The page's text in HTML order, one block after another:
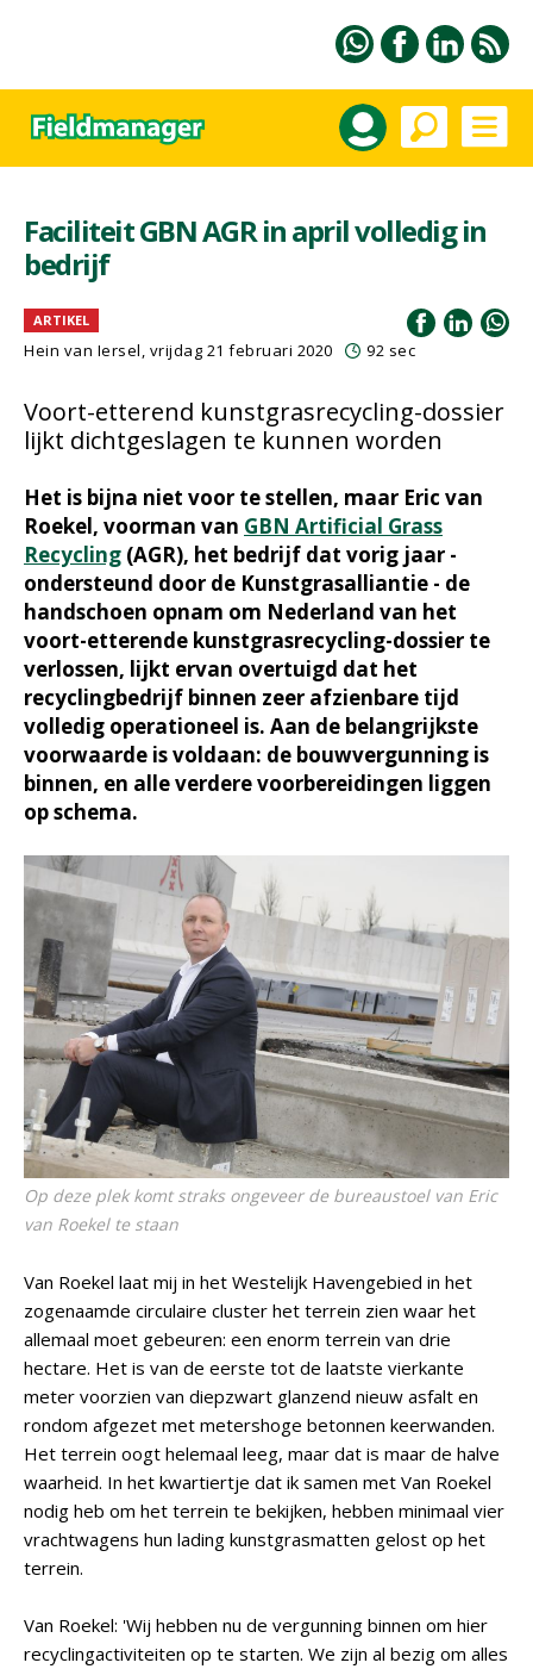
Faciliteit GBN AGR in april volledig in
bedrijf
ARTIKEL
Hein van Iersel, vrijdag 21 februari 2020 92 sec
Voort-etterend kunstgrasrecycling-dossier
lijkt dichtgeslagen te kunnen worden
Het is bijna niet voor te stellen, maar Eric van
Roekel, voorman van GBN Artificial Grass
Recycling (AGR), het bedrijf dat vorig jaar -
ondersteund door de Kunstgrasalliantie - de
handschoen opnam om Nederland van het
voort-etterende kunstgrasrecycling-dossier te
verlossen, lijkt ervan overtuigd dat het
recyclingbedrijf binnen zeer afzienbare tijd
volledig operationeel is. Aan de belangrijkste
voorwaarde is voldaan: de bouwvergunning is
binnen, en alle verdere voorbereidingen liggen
op schema.
Op deze plek komt straks ongeveer de bureaustoel van Eric
van Roekel te staan
Van Roekel laat mij in het Westelijk Havengebied in het
zogenaamde circulaire cluster het terrein zien waar het
allemaal moet gebeuren: een enorm terrein van drie
hectare. Het is van de eerste tot de laatste vierkante
meter voorzien van diepzwart glanzend nieuw asfalt en
rondom afgezet met metershoge betonnen keerwanden.
Het terrein oogt helemaal leeg, maar dat is maar de halve
waarheid. In het kwartiertje dat ik samen met Van Roekel
nodig heb om het terrein te bekijken, hebben minimaal vier
vrachtwagens hun lading kunstgrasmatten gelost op het
terrein.
Van Roekel: 'Wij hebben nu de vergunning binnen om hier
recyclingactiviteiten op te starten. We zijn al bezig om alles